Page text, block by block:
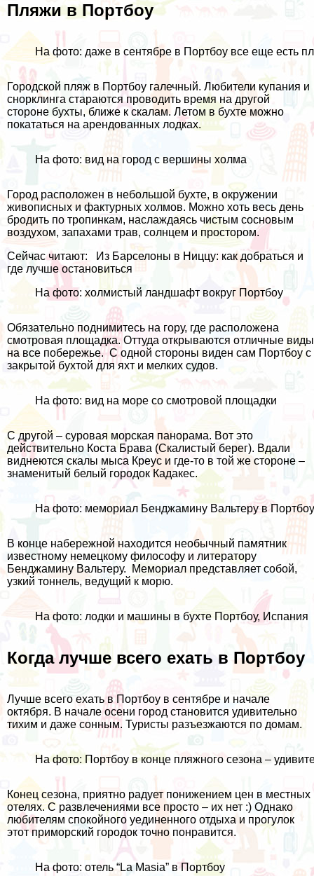
Пляжи в Портбоу
На фото: даже в сентябре в Портбоу все еще есть
Городской пляж в Портбоу галечный. Любители купания и
снорклинга стараются проводить время на другой
стороне бухты, ближе к скалам. Летом в бухте можно
покататься на арендованных лодках.
На фото: вид на город с вершины холма
Город расположен в небольшой бухте, в окружении
живописных и фактурных холмов. Можно хоть весь день
бродить по тропинкам, наслаждаясь чистым сосновым
воздухом, запахами трав, солнцем и простором.
Сейчас читают:
Из Барселоны в Ниццу: как добраться и
где лучше остановиться
На фото: холмистый ландшафт вокруг Портбоу
Обязательно поднимитесь на гору, где расположена
смотровая площадка. Оттуда открываются отличные виды
на все побережье. С одной стороны виден сам Портбоу с
закрытой бухтой для яхт и мелких судов.
На фото: вид на море со смотровой площадки
С другой – суровая морская панорама. Вот это
действительно Коста Брава (Скалистый берег). Вдали
виднеются скалы мыса Креус и где-то в той же стороне –
знаменитый белый городокКадакес.
На фото: мемориал Бенджамину Вальтеру в Портбоу
В конце набережной находится необычный памятник
известному немецкому философу и литератору
Бенджамину Вальтеру. Мемориал представляет собой,
узкий тоннель, ведущий к морю.
На фото: лодки и машины в бухте Портбоу, Испания
Когда лучше всего ехать в Портбоу
Лучше всего ехать в Портбоу в сентябре и начале
октября. В начале осени город становится удивительно
тихим и даже сонным. Туристы разъезжаются по домам.
На фото: Портбоу в конце пляжного сезона –
Конец сезона, приятно радует понижением цен в местных
отелях. С развлечениями все просто – их нет :) Однако
любителям спокойного уединенного отдыха и прогулок
этот приморский городок точно понравится.
На фото: отель “La Masia” в Портбоу